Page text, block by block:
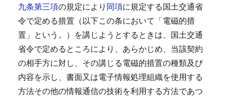
九条第三項の規定により 同項に規定する国土交通省
令で定める措置（以下この条において「電磁的措
置」という。）を講じようとするときは、国土交通
省令で定めるところにより、あらかじめ、当該契約
の相手方に対し、その講じる電磁的措置の種類及び
内容を示し、書面又は電子情報処理組織を使用する
方法その他の情報通信の技術を利用する方法であつ